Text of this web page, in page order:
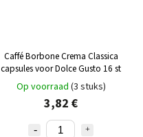
Caffé Borbone Crema Classica
capsules voor Dolce Gusto 16 st
Op voorraad (3 stuks)
3,82 €